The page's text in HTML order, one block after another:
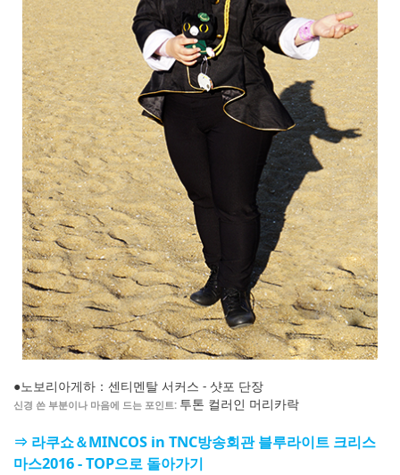
●노보리아게하：센티멘탈 서커스 - 샷포 단장
신경 쓴 부분이나 마음에 드는 포인트: 투톤 컬러인 머리카락
⇒ 라쿠쇼＆MINCOS in TNC방송회관 블루라이트 크리스
마스2016 - TOP으로 돌아가기